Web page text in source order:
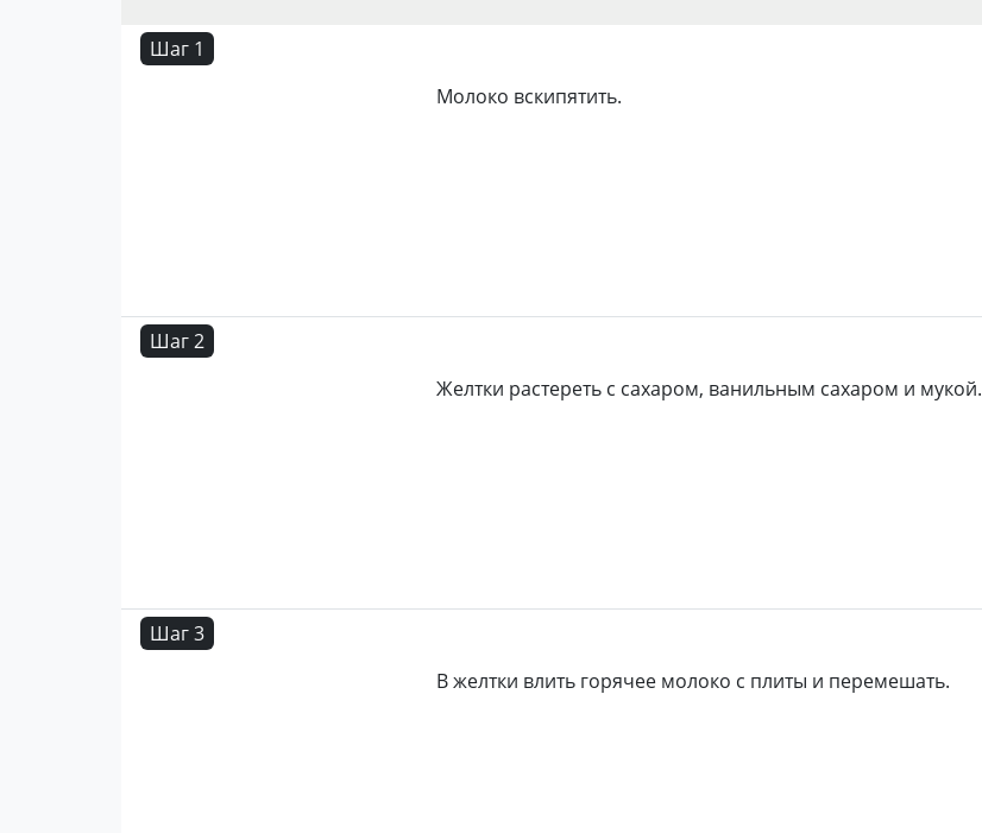
Шаг 1
Молоко вскипятить.
Шаг 2
Желтки растереть с сахаром, ванильным сахаром и мукой.
Шаг 3
В желтки влить горячее молоко с плиты и перемешать.